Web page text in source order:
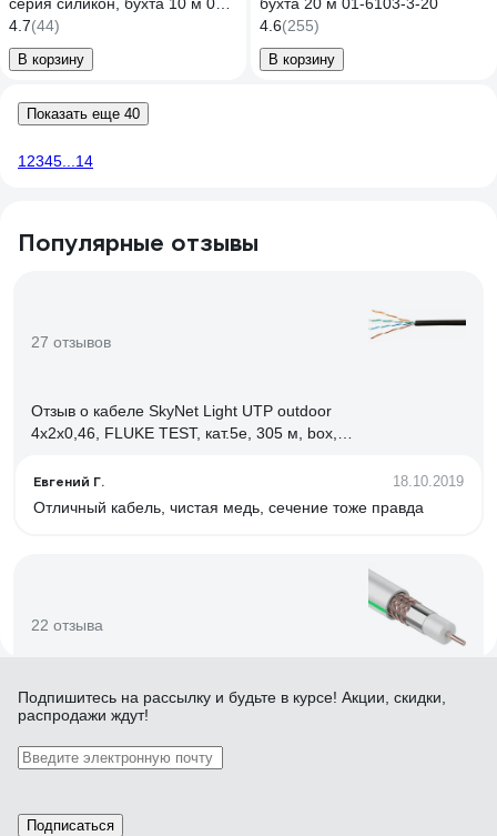
6308-10
4.7(44)
В корзину
4.6(255)
В корзину
Показать еще 40
1 2345 14
Популярные отзывы
27 отзывов
Отзыв о кабеле SkyNet Light UTP outdoor
4x2x0,46, FLUKE TEST, кат.5e, 305 м, box,
Евгений Г. 18.10.2019
Отличный кабель, чистая медь, сечение тоже правда
22 отзыва
Отзыв о кабеле REXANT SAT 703B 75 Ом,
Cu/Al/Cu, 75% белый 01-2431-20
Роман О.
Подпишитесь на рассылку и будьте в курсе! Акции, скидки,
распродажи ждут!
Подписаться